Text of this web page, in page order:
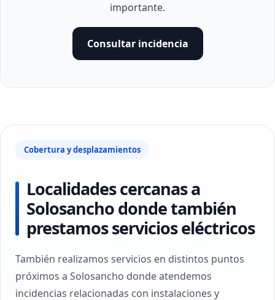
importante.
Consultar incidencia
Cobertura y desplazamientos
Localidades cercanas a
Solosancho donde también
prestamos servicios eléctricos
También realizamos servicios en distintos puntos
próximos a Solosancho donde atendemos
incidencias relacionadas con instalaciones y